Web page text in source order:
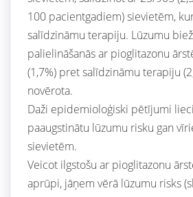
100 pacientgadiem) sievietēm,
salīdzināmu terapiju. Lūzumu
palielināšanās ar pioglitazonu
(1,7%) pret salīdzināmu terapiju
novērota.
Daži epidemioloģiski pētījumi
paaugstinātu lūzumu risku gan
sievietēm.
Veicot ilgstošu ar pioglitazonu
aprūpi, jāņem vērā lūzumu risks